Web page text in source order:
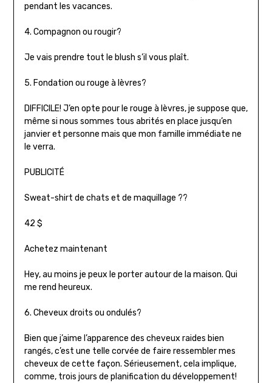
pendant les vacances.
4. Compagnon ou rougir?
Je vais prendre tout le blush s’il vous plaît.
5. Fondation ou rouge à lèvres?
DIFFICILE! J’en opte pour le rouge à lèvres, je suppose que,
même si nous sommes tous abrités en place jusqu’en
janvier et personne mais que mon famille immédiate ne
le verra.
PUBLICITÉ
Sweat-shirt de chats et de maquillage ??
42 $
Achetez maintenant
Hey, au moins je peux le porter autour de la maison. Qui
me rend heureux.
6. Cheveux droits ou ondulés?
Bien que j’aime l’apparence des cheveux raides bien
rangés, c’est une telle corvée de faire ressembler mes
cheveux de cette façon. Sérieusement, cela implique,
comme, trois jours de planification du développement!